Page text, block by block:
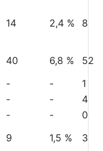
14 2,4 % 8
40 6,8 %
52
- -
1
- -
4
- -
0
9 1,5 %
3